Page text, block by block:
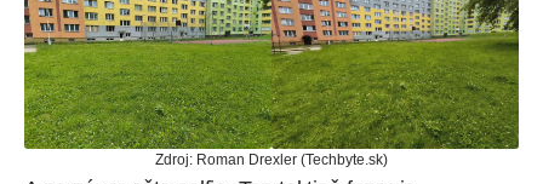
Zdroj: Roman Drexler (Techbyte.sk)